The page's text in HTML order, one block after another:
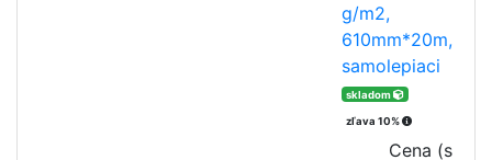
g/m2,
610mm*20m,
samolepiaci
skladom
zľava 10%
Cena (s